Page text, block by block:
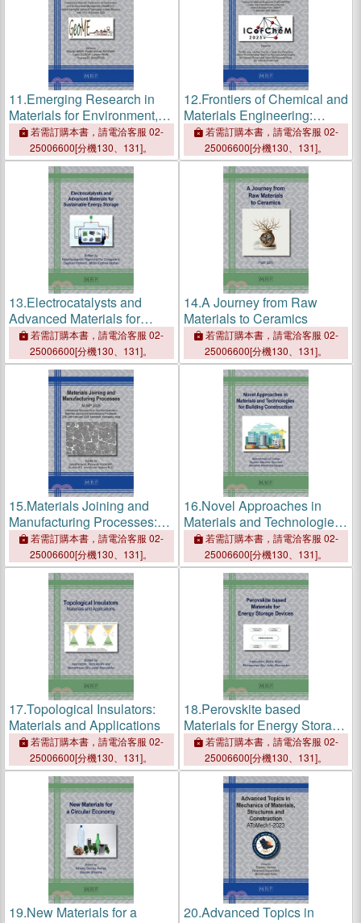
11.Emerging Research in
Materials for Environment,
and Civil Infrastructure:
GeoME 5.5
若需訂購本書，請電洽客服 02-
25006600[分機130、131]。
12.Frontiers of Chemical and
Materials Engineering:
ICoFCheM 2025
若需訂購本書，請電洽客服 02-
25006600[分機130、131]。
13.Electrocatalysts and
Advanced Materials for
Sustainable Energy Storage
若需訂購本書，請電洽客服 02-
25006600[分機130、131]。
14.A Journey from Raw
Materials to Ceramics
若需訂購本書，請電洽客服 02-
25006600[分機130、131]。
15.Materials Joining and
Manufacturing Processes:
Mjmp 2025
若需訂購本書，請電洽客服 02-
25006600[分機130、131]。
16.Novel Approaches in
Materials and Technologies
for Building Construction
若需訂購本書，請電洽客服 02-
25006600[分機130、131]。
17.Topological Insulators:
Materials and Applications
若需訂購本書，請電洽客服 02-
25006600[分機130、131]。
18.Perovskite based
Materials for Energy Storage
Devices
若需訂購本書，請電洽客服 02-
25006600[分機130、131]。
19.New Materials for a
20.Advanced Topics in